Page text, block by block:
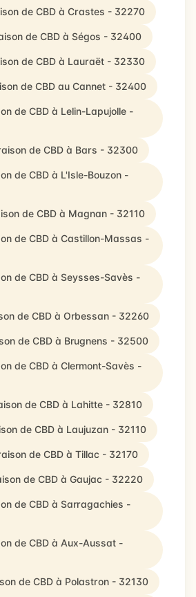
de CBD à Crastes - 32270
de CBD à Ségos - 32400
de CBD à Lauraët - 32330
de CBD au Cannet - 32400
de CBD à Lelin-Lapujolle -
de CBD à Bars - 32300
de CBD à L'Isle-Bouzon -
de CBD à Magnan - 32110
de CBD à Castillon-Massas -
de CBD à Seysses-Savès -
de CBD à Orbessan - 32260
de CBD à Brugnens - 32500
de CBD à Clermont-Savès -
de CBD à Lahitte - 32810
de CBD à Laujuzan - 32110
de CBD à Tillac - 32170
de CBD à Gaujac - 32220
de CBD à Sarragachies -
de CBD à Aux-Aussat -
de CBD à Polastron - 32130